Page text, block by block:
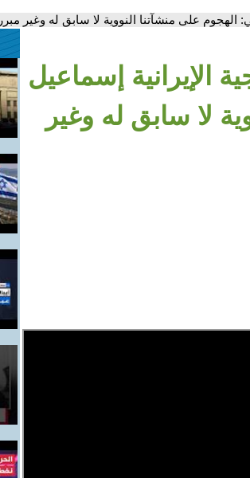
الهجوم على منشآتنا النووية لا سابق له وغير مبرر
الإيرانية إسماعيل
لا سابق له وغير